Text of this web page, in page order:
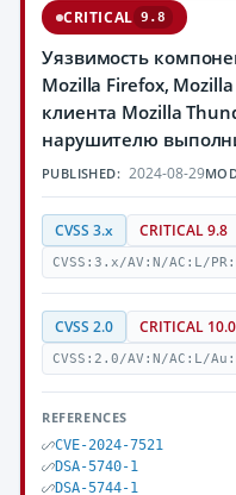
CRITICAL 9.8
Уязвимость
Mozilla Firefox, Mozilla
клиента Mozilla
нарушителю
PUBLISHED: 2024-08-29
CVSS 3.x CRITICAL 9.8
CVSS:3.x/AV:N/AC:L/
CVSS 2.0 CRITICAL 10.0
CVSS:2.0/AV:N/AC:L/
REFERENCES
CVE-2024-7521
DSA-5740-1
DSA-5744-1